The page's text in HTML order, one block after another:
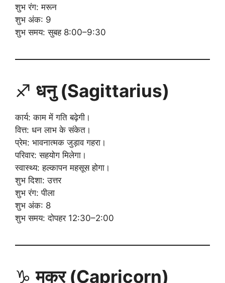
शुभ रंग: मरून
शुभ अंक: 9
शुभ समय: सुबह 8:00–9:30
♐ धनु (Sagittarius)
कार्य: काम में गति बढ़ेगी।
वित्त: धन लाभ के संकेत।
प्रेम: भावनात्मक जुड़ाव गहरा।
परिवार: सहयोग मिलेगा।
स्वास्थ्य: हल्कापन महसूस होगा।
शुभ दिशा: उत्तर
शुभ रंग: पीला
शुभ अंक: 8
शुभ समय: दोपहर 12:30–2:00
♑मकर (Capricorn)